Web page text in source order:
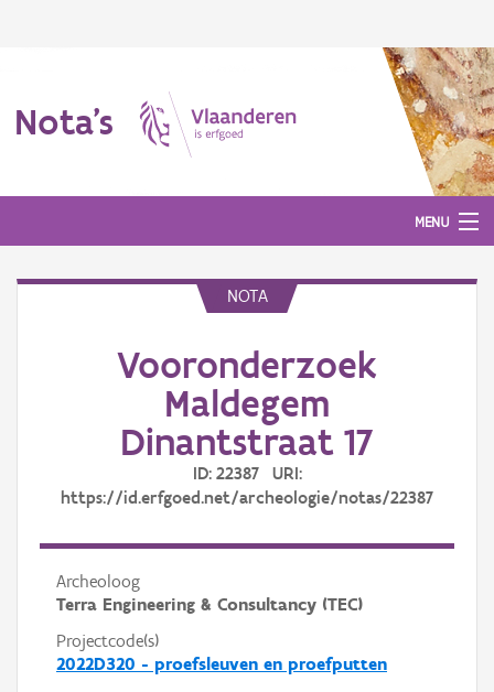
Nota's
MENU
NOTA
Vooronderzoek
Maldegem
Dinantstraat 17
ID: 22387 URI:
https://id.erfgoed.net/archeologie/notas/22387
Archeoloog
Terra Engineering & Consultancy (TEC)
Projectcode(s)
2022D320 - proefsleuven en proefputten